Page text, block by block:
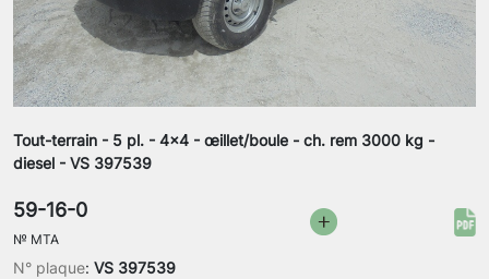
Tout-terrain - 5 pl. - 4x4 - œillet/boule - ch. rem 3000 kg -
diesel - VS 397539
N° plaque: VS 397539
59-16-0
№ MTA